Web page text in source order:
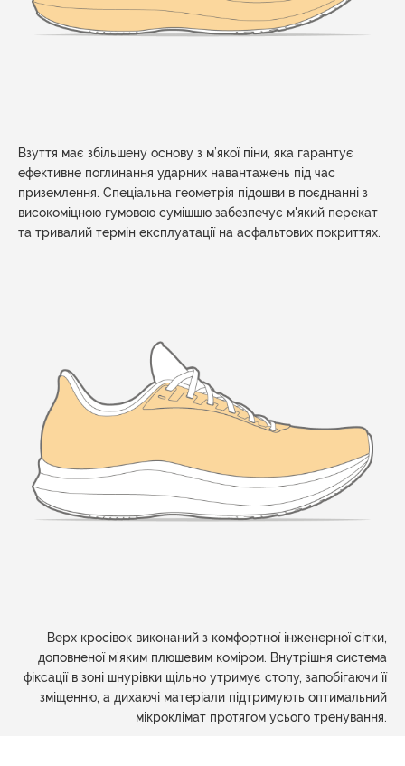
Взуття має збільшену основу з м’якої піни, яка гарантує
ефективне поглинання ударних навантажень під час
приземлення. Спеціальна геометрія підошви в поєднанні з
високоміцною гумовою сумішшю забезпечує м'який перекат
та тривалий термін експлуатації на асфальтових покриттях.
Верх кросівок виконаний з комфортної інженерної сітки,
доповненої м’яким плюшевим коміром. Внутрішня система
фіксації в зоні шнурівки щільно утримує стопу, запобігаючи її
зміщенню, а дихаючі матеріали підтримують оптимальний
мікроклімат протягом усього тренування.